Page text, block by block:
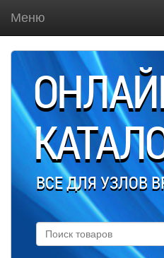
Меню
ВСЕ ДЛЯ УЗЛОВ